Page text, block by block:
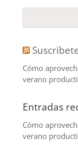
Cómo
verano
Entradas
Cómo
verano